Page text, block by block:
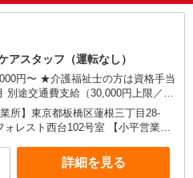
アスタッフ（運転なし）
円〜 ★介護福祉士の方は資格手当
別途交通費支給（30,000円上限／
手当（月平均残業時間15時間）残業
業所】東京都板橋区蓮根三丁目28-
レスト西台102号室 【小平営業
介護センター調布】東京都調布市国
パレス調布1990A館 【在宅介護
詳細を見る